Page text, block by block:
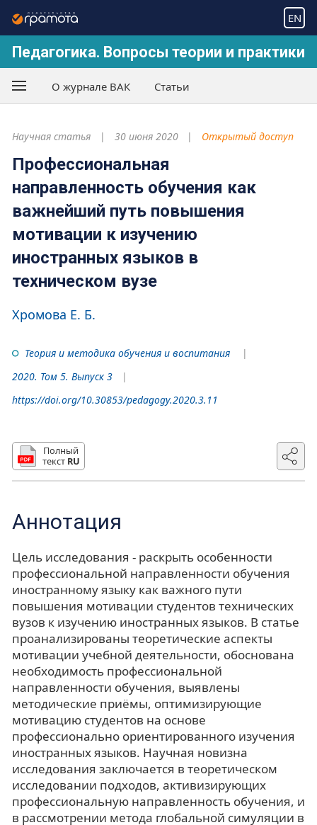
EN
Педагогика. Вопросы теории и практики
О журнале ВАК Статьи
Научная статья 30 июня 2020 Открытый доступ
Профессиональная
направленность обучения как
важнейший путь повышения
мотивации к изучению
иностранных языков в
техническом вузе
Хромова Е. Б.
Теория и методика обучения и воспитания
2020. Том 5. Выпуск 3
https://doi.org/10.30853/pedagogy.2020.3.11
Полный
текст RU
Аннотация
Цель исследования - раскрыть особенности
профессиональной направленности обучения
иностранному языку как важного пути
повышения мотивации студентов технических
вузов к изучению иностранных языков. В статье
проанализированы теоретические аспекты
мотивации учебной деятельности, обоснована
необходимость профессиональной
направленности обучения, выявлены
методические приёмы, оптимизирующие
мотивацию студентов на основе
профессионально ориентированного изучения
иностранных языков. Научная новизна
исследования заключается в теоретическом
исследовании подходов, активизирующих
профессиональную направленность обучения, и
в рассмотрении метода глобальной симуляции в